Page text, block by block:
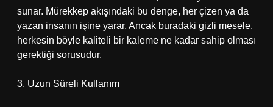
sunar. Mürekkep akışındaki bu denge, her çizen ya da
yazan insanın işine yarar. Ancak buradaki gizli mesele,
herkesin böyle kaliteli bir kaleme ne kadar sahip olması
gerektiği sorusudur.
3. Uzun Süreli Kullanım